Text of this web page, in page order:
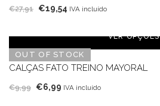
€27,91 O
original
era:
€27,91.
€19,54 O
atual
é:
€19,54.
IVA incluído
OUT OF STOCK
VER OPÇÕES
CALÇAS FATO TREINO MAYORAL
€9,99 O
€6,99 O
IVA incluído